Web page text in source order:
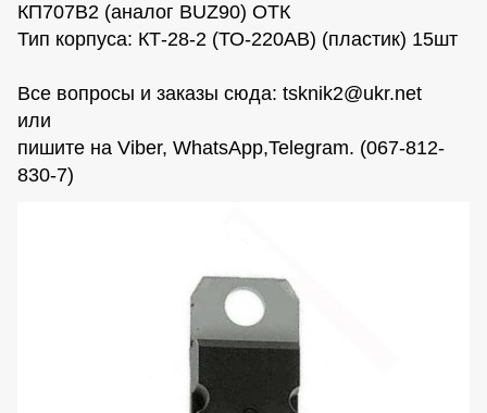
КП707В2 (аналог BUZ90) ОТК
Тип корпуса: КТ-28-2 (ТО-220АВ) (пластик) 15шт
Все вопросы и заказы сюда: tsknik2@ukr.net
или
пишите на Viber, WhatsАpp,Telegram. (067-812-
830-7)